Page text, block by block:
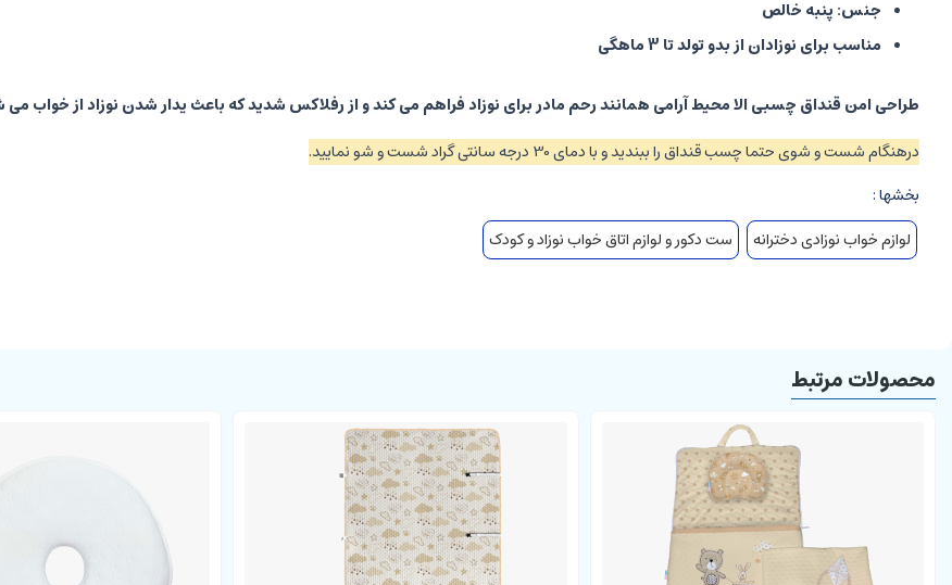
جنس: پنبه خالص
مناسب برای نوزادان از بدو تولد تا 3 ماهگی
طراحی امن قنداق چسبی الا محیط آرامی همانند رحم مادر برای نوزاد فراهم می کند و از رفلاکس شدید که باعث یدار شدن نوزاد از خواب
درهنگام شست و شوی حتما چسب قنداق را ببندید و با دمای 30 درجه سانتی گراد شست و شو نمایید.
بخشها :
لوازم خواب نوزادی دخترانه
ست دکور و لوازم اتاق خواب نوزاد و کودک
محصولات مرتبط